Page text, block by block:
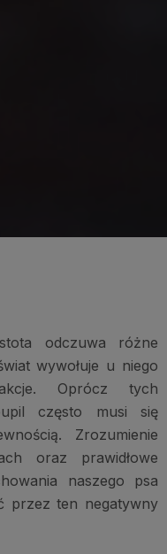
odczuwa różne
wywołuje u niego
Oprócz tych
często musi się
Zrozumienie
oraz prawidłowe
naszego psa
przez ten negatywny